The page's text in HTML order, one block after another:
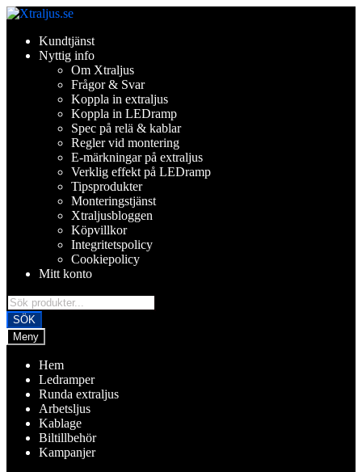
Hoppa
navigering
Hoppa
innehållKundtjänst
Nyttig info
Om Xtraljus
Frågor & Svar
Koppla in extraljus
Koppla in LEDramp
Spec på relä & kablar
Regler vid montering
E-märkningar på extraljus
Verklig effekt på LEDramp
Tipsprodukter
Monteringstjänst
Xtraljusbloggen
Köpvillkor
Integritetspolicy
Cookiepolicy
Mitt konto
Products
search
SÖK
Meny
Hem
Ledramper
Runda extraljus
Arbetsljus
Kablage
Biltillbehör
Kampanjer